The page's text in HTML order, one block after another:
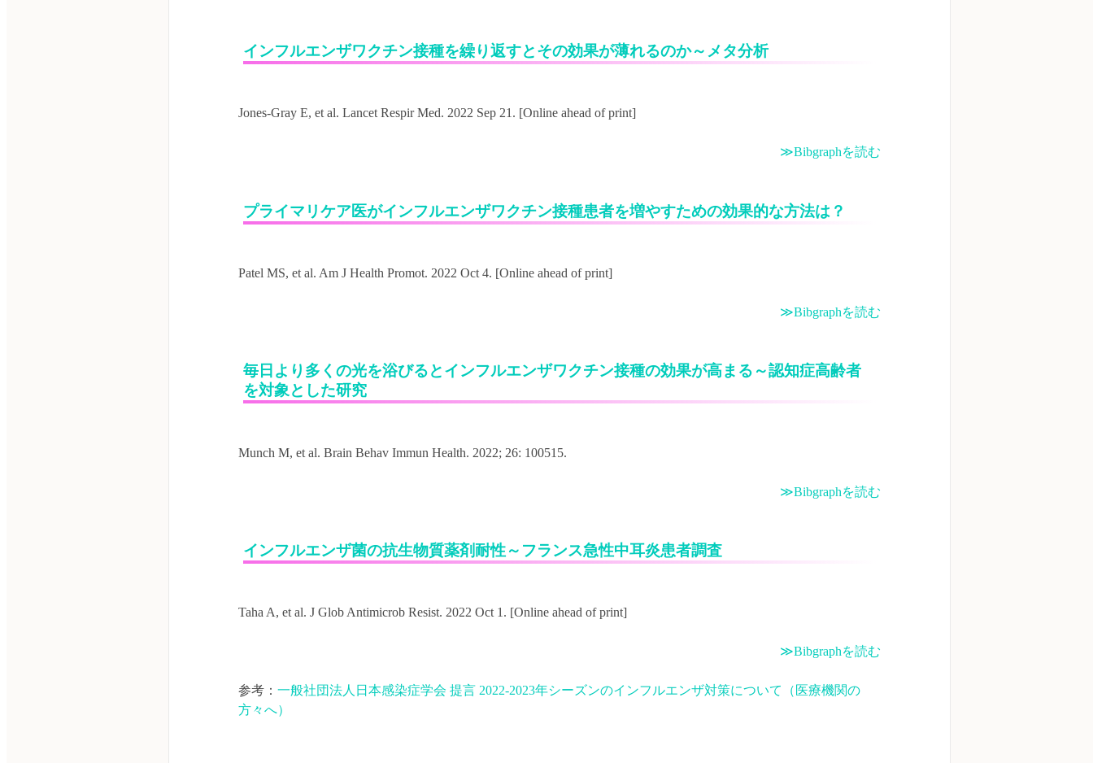
インフルエンザワクチン接種を繰り返すとその効果が薄れるのか～メタ分析
≫Bibgraphを読む
プライマリケア医がインフルエンザワクチン接種患者を増やすための効果的な方法は？
≫Bibgraphを読む
毎日より多くの光を浴びるとインフルエンザワクチン接種の効果が高まる～認知症高齢者
を対象とした研究
≫Bibgraphを読む
インフルエンザ菌の抗生物質薬剤耐性～フランス急性中耳炎患者調査
≫Bibgraphを読む
参考： 一般社団法人日本感染症学会 提言 2022-2023年シーズンのインフルエンザ対策について（医療機関の
方々へ）